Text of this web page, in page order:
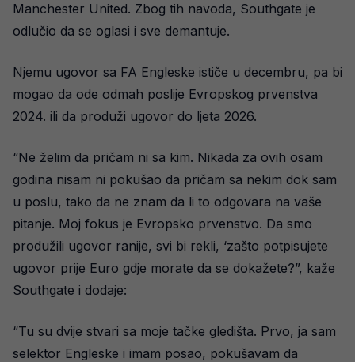
Manchester United. Zbog tih navoda, Southgate je
odlučio da se oglasi i sve demantuje.
Njemu ugovor sa FA Engleske ističe u decembru, pa bi
mogao da ode odmah poslije Evropskog prvenstva
2024. ili da produži ugovor do ljeta 2026.
“Ne želim da pričam ni sa kim. Nikada za ovih osam
godina nisam ni pokušao da pričam sa nekim dok sam
u poslu, tako da ne znam da li to odgovara na vaše
pitanje. Moj fokus je Evropsko prvenstvo. Da smo
produžili ugovor ranije, svi bi rekli, ‘zašto potpisujete
ugovor prije Euro gdje morate da se dokažete?”, kaže
Southgate i dodaje:
“Tu su dvije stvari sa moje tačke gledišta. Prvo, ja sam
selektor Engleske i imam posao, pokušavam da